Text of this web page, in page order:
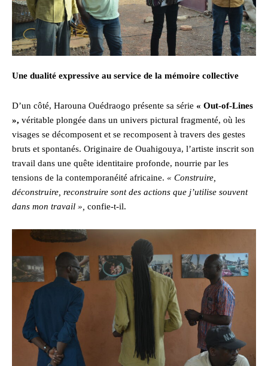
Une dualité expressive au service de la mémoire collective
D’un côté, Harouna Ouédraogo présente sa série « Out-of-Lines
», véritable plongée dans un univers pictural fragmenté, où les
visages se décomposent et se recomposent à travers des gestes
bruts et spontanés. Originaire de Ouahigouya, l’artiste inscrit son
travail dans une quête identitaire profonde, nourrie par les
tensions de la contemporanéité africaine. « Construire,
déconstruire, reconstruire sont des actions que j’utilise souvent
dans mon travail », confie-t-il.